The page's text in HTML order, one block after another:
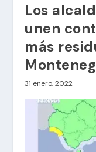
Los
unen
más
31 enero, 2022